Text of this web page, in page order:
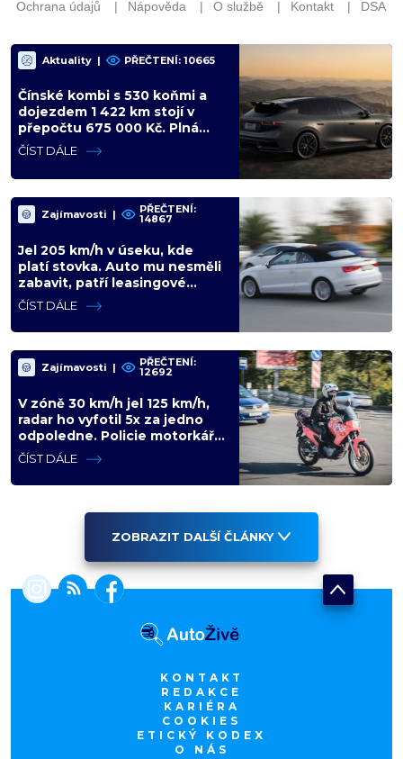
Aktuality | PŘEČTENÍ: 10665
Čínské kombi s 530 koňmi a
dojezdem 1 422 km stojí v
přepočtu 675 000 Kč. Plná
výbava je v ceně, VW a BMW
mají problém
ČÍST DÁLE
Zajímavosti | PŘEČTENÍ:
14867
Jel 205 km/h v úseku, kde
platí stovka. Auto mu nesměli
zabavit, patří leasingové
firmě. Úřad si ale poradil jinak
ČÍST DÁLE
Zajímavosti | PŘEČTENÍ:
12692
V zóně 30 km/h jel 125 km/h,
radar ho vyfotil 5x za jedno
odpoledne. Policie motorkáře
nedokázala zastavit
ČÍST DÁLE
ZOBRAZIT DALŠÍ ČLÁNKY
KONTAKT
REDAKCE
KARIÉRA
COOKIES
ETICKÝ KODEX
O NÁS